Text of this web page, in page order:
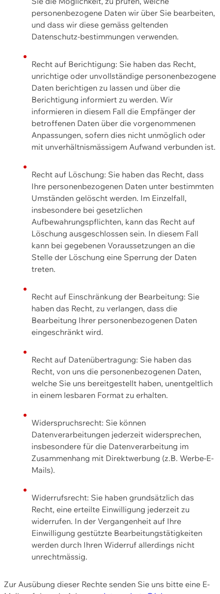
personenbezogene Daten wir über Sie bearbeiten,
und dass wir diese gemäss geltenden
Datenschutz-bestimmungen verwenden.
Recht auf Berichtigung: Sie haben das Recht,
unrichtige oder unvollständige personenbezogene
Daten berichtigen zu lassen und über die
Berichtigung informiert zu werden. Wir
informieren in diesem Fall die Empfänger der
betroffenen Daten über die vorgenommenen
Anpassungen, sofern dies nicht unmöglich oder
mit unverhältnismässigem Aufwand verbunden ist.
Recht auf Löschung: Sie haben das Recht, dass
Ihre personenbezogenen Daten unter bestimmten
Umständen gelöscht werden. Im Einzelfall,
insbesondere bei gesetzlichen
Aufbewahrungspflichten, kann das Recht auf
Löschung ausgeschlossen sein. In diesem Fall
kann bei gegebenen Voraussetzungen an die
Stelle der Löschung eine Sperrung der Daten
treten.
Recht auf Einschränkung der Bearbeitung: Sie
haben das Recht, zu verlangen, dass die
Bearbeitung Ihrer personenbezogenen Daten
eingeschränkt wird.
Recht auf Datenübertragung: Sie haben das
Recht, von uns die personenbezogenen Daten,
welche Sie uns bereitgestellt haben, unentgeltlich
in einem lesbaren Format zu erhalten.
Widerspruchsrecht: Sie können
Datenverarbeitungen jederzeit widersprechen,
insbesondere für die Datenverarbeitung im
Zusammenhang mit Direktwerbung (z.B. Werbe-E-
Mails).
Widerrufsrecht: Sie haben grundsätzlich das
Recht, eine erteilte Einwilligung jederzeit zu
widerrufen. In der Vergangenheit auf Ihre
Einwilligung gestützte Bearbeitungstätigkeiten
werden durch Ihren Widerruf allerdings nicht
unrechtmässig.
Zur Ausübung dieser Rechte senden Sie uns bitte eine E-